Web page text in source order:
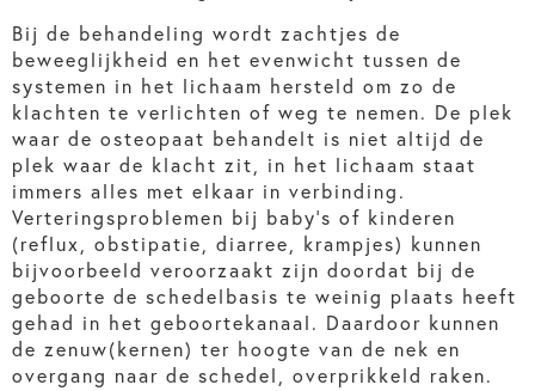
Bij de behandeling wordt zachtjes de
beweeglijkheid en het evenwicht tussen de
systemen in het lichaam hersteld om zo de
klachten te verlichten of weg te nemen. De plek
waar de osteopaat behandelt is niet altijd de
plek waar de klacht zit, in het lichaam staat
immers alles met elkaar in verbinding.
Verteringsproblemen bij baby’s of kinderen
(reflux, obstipatie, diarree, krampjes) kunnen
bijvoorbeeld veroorzaakt zijn doordat bij de
geboorte de schedelbasis te weinig plaats heeft
gehad in het geboortekanaal. Daardoor kunnen
de zenuw(kernen) ter hoogte van de nek en
overgang naar de schedel, overprikkeld raken.